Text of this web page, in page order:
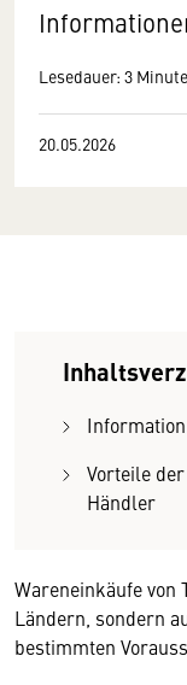
Lesedauer: 3
20.05.2026
Vorteile
Händler
Wareneinkäufe von
Ländern, sondern
bestimmten